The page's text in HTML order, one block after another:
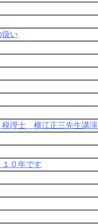
扱い
理士 横江正三先生講演
０年です